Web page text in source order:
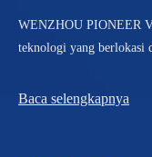
WENZHOU PIONEER
teknologi yang berlokasi
Baca selengkapnya